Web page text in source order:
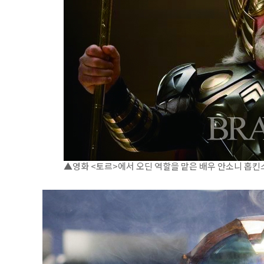
▲영화 <토르>에서 오딘 역할을 맡은 배우 안소니 홉킨